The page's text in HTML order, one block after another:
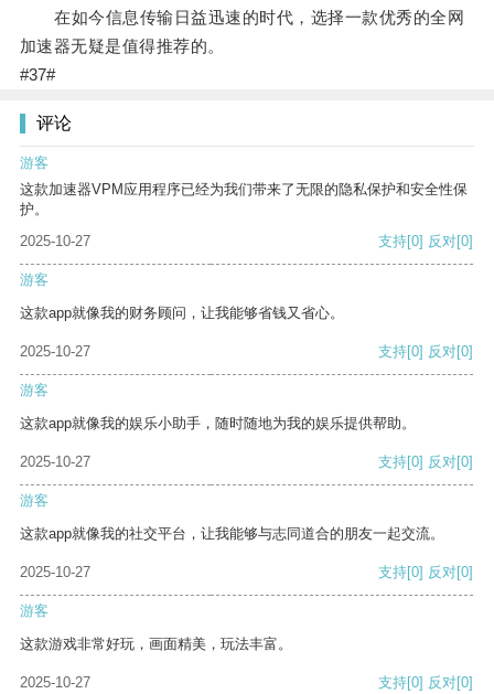
在如今信息传输日益迅速的时代，选择一款优秀的全网
加速器无疑是值得推荐的。
#37#
评论
游客
这款加速器VPM应用程序已经为我们带来了无限的隐私保护和安全性保
护。
2025-10-27
支持[0] 反对[0]
游客
这款app就像我的财务顾问，让我能够省钱又省心。
2025-10-27 支持[0] 反对[0]
游客
这款app就像我的娱乐小助手，随时随地为我的娱乐提供帮助。
2025-10-27 支持[0] 反对[0]
游客
这款app就像我的社交平台，让我能够与志同道合的朋友一起交流。
2025-10-27 支持[0] 反对[0]
游客
这款游戏非常好玩，画面精美，玩法丰富。
2025-10-27 支持[0] 反对[0]